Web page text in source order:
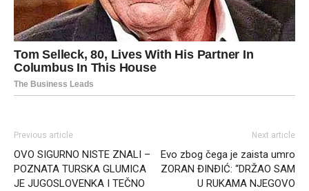
Previous article
OVO SIGURNO NISTE ZNALI –
POZNATA TURSKA GLUMICA
JE JUGOSLOVENKA I TEČNO
Next article
Evo zbog čega je zaista umro
ZORAN ĐINĐIĆ: “DRŽAO SAM
U RUKAMA NJEGOVO